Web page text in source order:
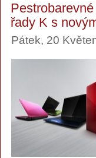
řady K s
Pátek, 20